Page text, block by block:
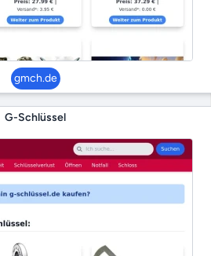
gmch.de
G-Schlüssel